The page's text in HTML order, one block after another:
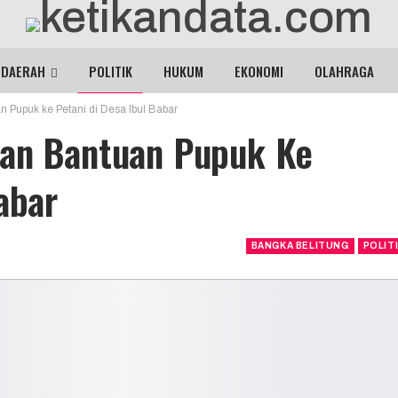
DAERAH POLITIK HUKUM EKONOMI OLAHRAGA
Pupuk ke Petani di Desa Ibul Babar
Bantuan Pupuk Ke
BANGKA BELITUNG